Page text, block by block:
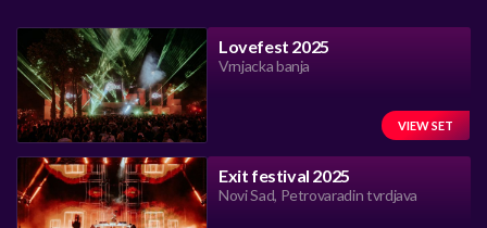
Lovefest 2025
Vrnjacka banja
VIEW SET
Exit festival 2025
Novi Sad, Petrovaradin tvrdjava